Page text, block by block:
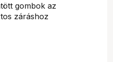
gombok az
záráshoz